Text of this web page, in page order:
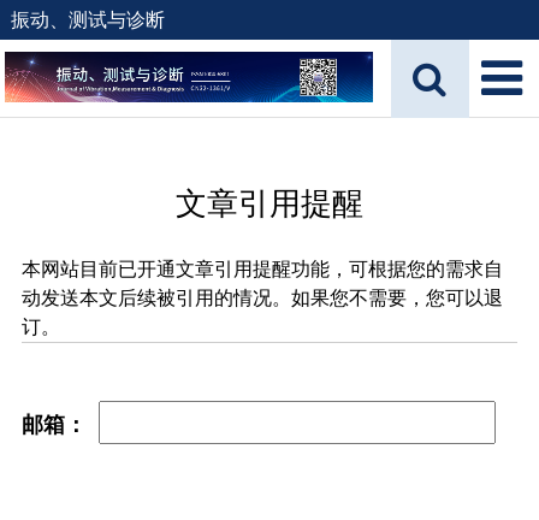
振动、测试与诊断
文章引用提醒
本网站目前已开通文章引用提醒功能，可根据您的需求自
动发送本文后续被引用的情况。如果您不需要，您可以退
订。
邮箱：